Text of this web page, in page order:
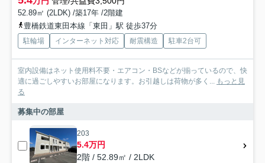
52.89㎡ (2LDK) /築17年 /2階建
豊橋鉄道東田本線「東田」駅 徒歩37分
駐輪場 インターネット対応 耐震構造 駐車2台可
室内設備はネット使用料不要・エアコン・BSなどが揃っているので、快
適に過ごしやすいお部屋になります。お引越しは荷物が多く... もっと見
る
募集中の部屋
203
5.4万円
2階 / 52.89㎡ / 2LDK